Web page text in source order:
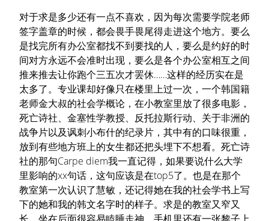
对于求是多少还有一点不喜欢，因为每次需要学院老师
签字盖章的时候，都会畏手畏尾得走进这个地方。要么
是找完所有办公室都找不到要找的人，要么是约好的时
间对方永远不会准时出现，要么是各个办公室相互之间
推来推去让你跑个三五次才罢休……这样的经历实在是
太多了。专业课却好像只在楼里上过一次，一个韩国籍
老师金大叔的社会学概论，在小教室里放了很多电影，
死亡诗社、金塞性学教授、反托拉斯行动、关于非洲的
战争片以及讽刺小布什的纪录片，其中有的口味很重，
放到有些地方班上的女生都还把头埋下不想看。死亡诗
社的那句Carpe diem我一直记得，如果要说什么大学
里影响的xx句话，这句应该是在top5了。也是在那个
教室第一次认识了慧敏，还记得她在我的社会学书上写
下的她和我的韩文名字时的样子。求是的教室又窄又
长，坐在后面很容易瞌睡走神，手机里还有一张黎子上